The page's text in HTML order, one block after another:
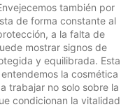
también por
de forma constante al
a la falta de
mostrar signos de
y equilibrada. Esta
la cosmética
trabajar no solo sobre la
condicionan la vitalidad